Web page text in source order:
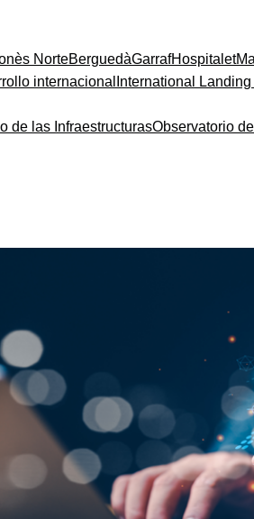
NorteBerguedàGarrafHospitalet
internacional International
de las InfraestructurasObservatorio